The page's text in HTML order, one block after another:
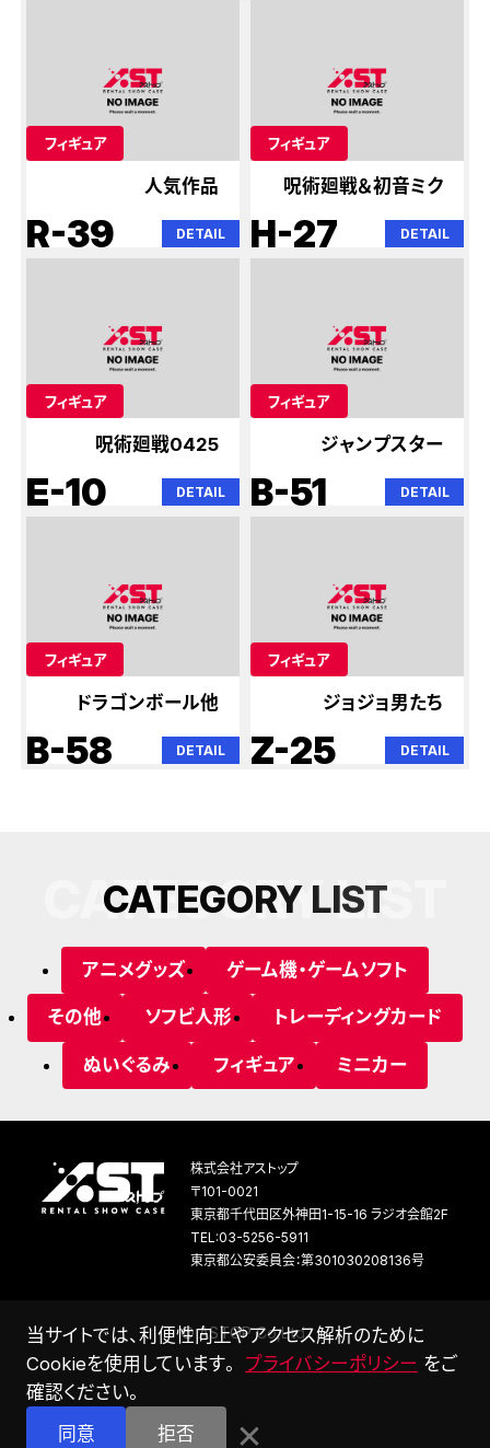
フィギュア
人気作品
R-39 DETAIL
フィギュア
呪術廻戦＆初音ミク
H-27 DETAIL
フィギュア
呪術廻戦0425
E-10 DETAIL
フィギュア
ジャンプスター
B-51 DETAIL
フィギュア
ドラゴンボール他
B-58 DETAIL
フィギュア
ジョジョ男たち
Z-25 DETAIL
CATEGORY LIST
CATEGORY LIST
アニメグッズ ゲーム機・ゲームソフト
その他 ソフビ人形 トレーディングカード
ぬいぐるみ フィギュア ミニカー
株式会社アストップ
〒101-0021
東京都千代田区外神田1-15-16 ラジオ会館2F
TEL:03-5256-5911
東京都公安委員会：第301030208136号
© ASTOP Co,Ltd.
当サイトでは、利便性向上やアクセス解析のために
Cookieを使用しています。 プライバシーポリシー をご
確認ください。
同意
拒否 ×